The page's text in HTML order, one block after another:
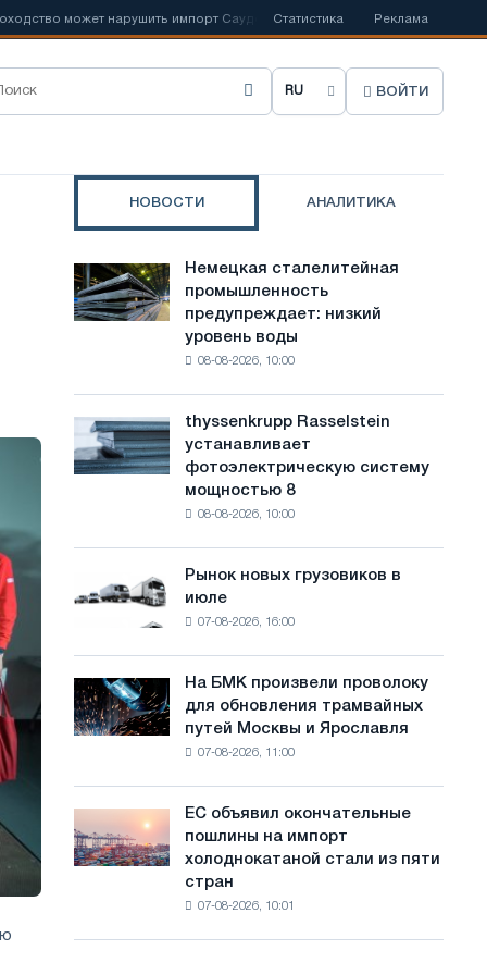
может нарушить импорт Саудовской стали Испанский
Статистика Реклама
В
б
т
ь
я
з
ы
к
й
ВОЙТИ
НОВОСТИ АНАЛИТИКА
Немецкая
сталелитейная
промышленность
предупреждает:
угрожает
безопасности
Немецкая сталелитейная
промышленность
предупреждает: низкий
уровень воды
08-08-2026, 10:00
thyssenkrupp
Rasselstein
устанавливает
фотоэлектрическую
МВт
целей
обезуглероживания
thyssenkrupp Rasselstein
устанавливает
фотоэлектрическую систему
мощностью 8
08-08-2026, 10:00
Рынок
новых
грузовиков
Рынок новых грузовиков в
июле
07-08-2026, 16:00
На
БМК
произвели
трамвайных
путей
На БМК произвели проволоку
для обновления трамвайных
путей Москвы и Ярославля
07-08-2026, 11:00
объявил
окончательные
ЕС объявил окончательные
пошлины на импорт
холоднокатаной стали из пяти
стран
07-08-2026, 10:01